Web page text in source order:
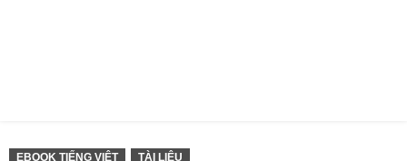
EBOOK TIẾNG VIỆT TÀI LIỆU